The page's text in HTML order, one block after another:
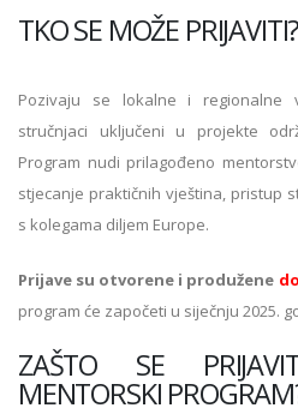
TKO SE MOŽE PRIJAVITI?
Pozivaju se lokalne i regionalne
stručnjaci uključeni u projekte
Program nudi prilagođeno
stjecanje praktičnih vještina, pristup
s kolegama diljem Europe.
Prijave su otvorene i produžene
program će započeti u siječnju 2025.
ZAŠTO SE
MENTORSKI